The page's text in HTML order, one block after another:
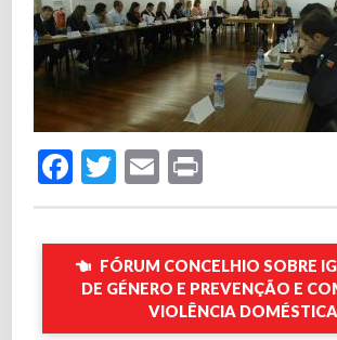
Facebook
Twitter
Email
FÓRUM CONCELHIO SOBRE
DE GÉNERO E PREVENÇÃO E
VIOLÊNCIA DOMÉSTICA